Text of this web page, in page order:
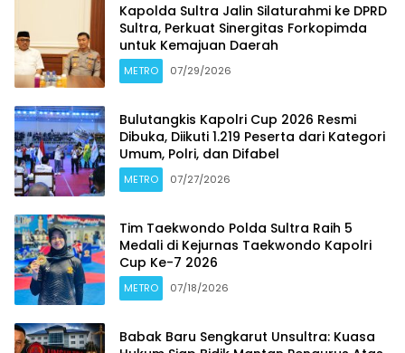
Kapolda Sultra Jalin Silaturahmi ke DPRD
Sultra, Perkuat Sinergitas Forkopimda
untuk Kemajuan Daerah
METRO 07/29/2026
Bulutangkis Kapolri Cup 2026 Resmi
Dibuka, Diikuti 1.219 Peserta dari Kategori
Umum, Polri, dan Difabel
METRO 07/27/2026
Tim Taekwondo Polda Sultra Raih 5
Medali di Kejurnas Taekwondo Kapolri
Cup Ke-7 2026
METRO 07/18/2026
Babak Baru Sengkarut Unsultra: Kuasa